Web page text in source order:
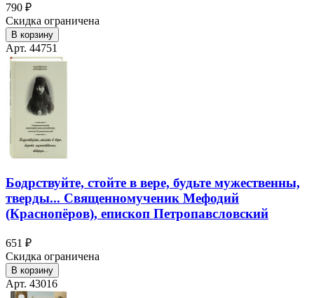
790 ₽
Скидка ограничена
В корзину
Арт. 44751
Бодрствуйте, стойте в вере, будьте мужественны,
тверды... Священномученик Мефодий
(Краснопёров), епископ Петропавсловский
651 ₽
Скидка ограничена
В корзину
Арт. 43016